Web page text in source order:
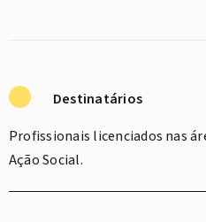
Destinatários
Profissionais licenciados nas
Ação Social.